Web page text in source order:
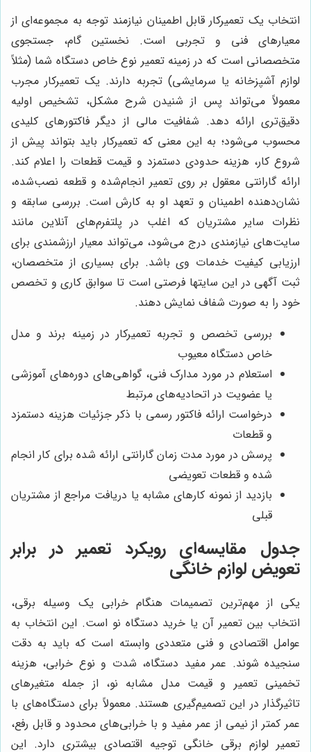
انتخاب یک تعمیرکار قابل اطمینان نیازمند توجه به مجموعه‌ای از
معیارهای فنی و تجربی است. نخستین گام، جستجوی
متخصصانی است که در زمینه تعمیر نوع خاص دستگاه شما (مثلاً
لوازم آشپزخانه یا سرمایشی) تجربه دارند. یک تعمیرکار مجرب
معمولاً می‌تواند پس از شنیدن شرح مشکل، تشخیص اولیه
دقیق‌تری ارائه دهد. شفافیت مالی از دیگر فاکتورهای کلیدی
محسوب می‌شود؛ به این معنی که تعمیرکار باید بتواند پیش از
شروع کار، هزینه حدودی دستمزد و قیمت قطعات را اعلام کند.
ارائه گارانتی معقول بر روی تعمیر انجام‌شده و قطعه نصب‌شده،
نشان‌دهنده اطمینان و تعهد او به کارش است. بررسی سابقه و
نظرات سایر مشتریان که اغلب در پلتفرم‌های آنلاین مانند
سایت‌های نیازمندی درج می‌شود، می‌تواند معیار ارزشمندی برای
ارزیابی کیفیت خدمات وی باشد. برای بسیاری از متخصصان،
ثبت آگهی در این سایتها فرصتی است تا سوابق کاری و تخصص
خود را به صورت شفاف نمایش دهند.
بررسی تخصص و تجربه تعمیرکار در زمینه برند و مدل
خاص دستگاه معیوب
استعلام در مورد مدارک فنی، گواهی‌های دوره‌های آموزشی
یا عضویت در اتحادیه‌های مرتبط
درخواست ارائه فاکتور رسمی با ذکر جزئیات هزینه دستمزد
و قطعات
پرسش در مورد مدت زمان گارانتی ارائه شده برای کار انجام
شده و قطعات تعویضی
بازدید از نمونه کارهای مشابه یا دریافت مراجع از مشتریان
قبلی
جدول مقایسه‌ای رویکرد تعمیر در برابر
تعویض لوازم خانگی
یکی از مهم‌ترین تصمیمات هنگام خرابی یک وسیله برقی،
انتخاب بین تعمیر آن یا خرید دستگاه نو است. این انتخاب به
عوامل اقتصادی و فنی متعددی وابسته است که باید به دقت
سنجیده شوند. عمر مفید دستگاه، شدت و نوع خرابی، هزینه
تخمینی تعمیر و قیمت مدل مشابه نو، از جمله متغیرهای
تاثیرگذار در این تصمیم‌گیری هستند. معمولاً برای دستگاه‌های با
عمر کمتر از نیمی از عمر مفید و با خرابی‌های محدود و قابل رفع،
تعمیر لوازم برقی خانگی توجیه اقتصادی بیشتری دارد. این